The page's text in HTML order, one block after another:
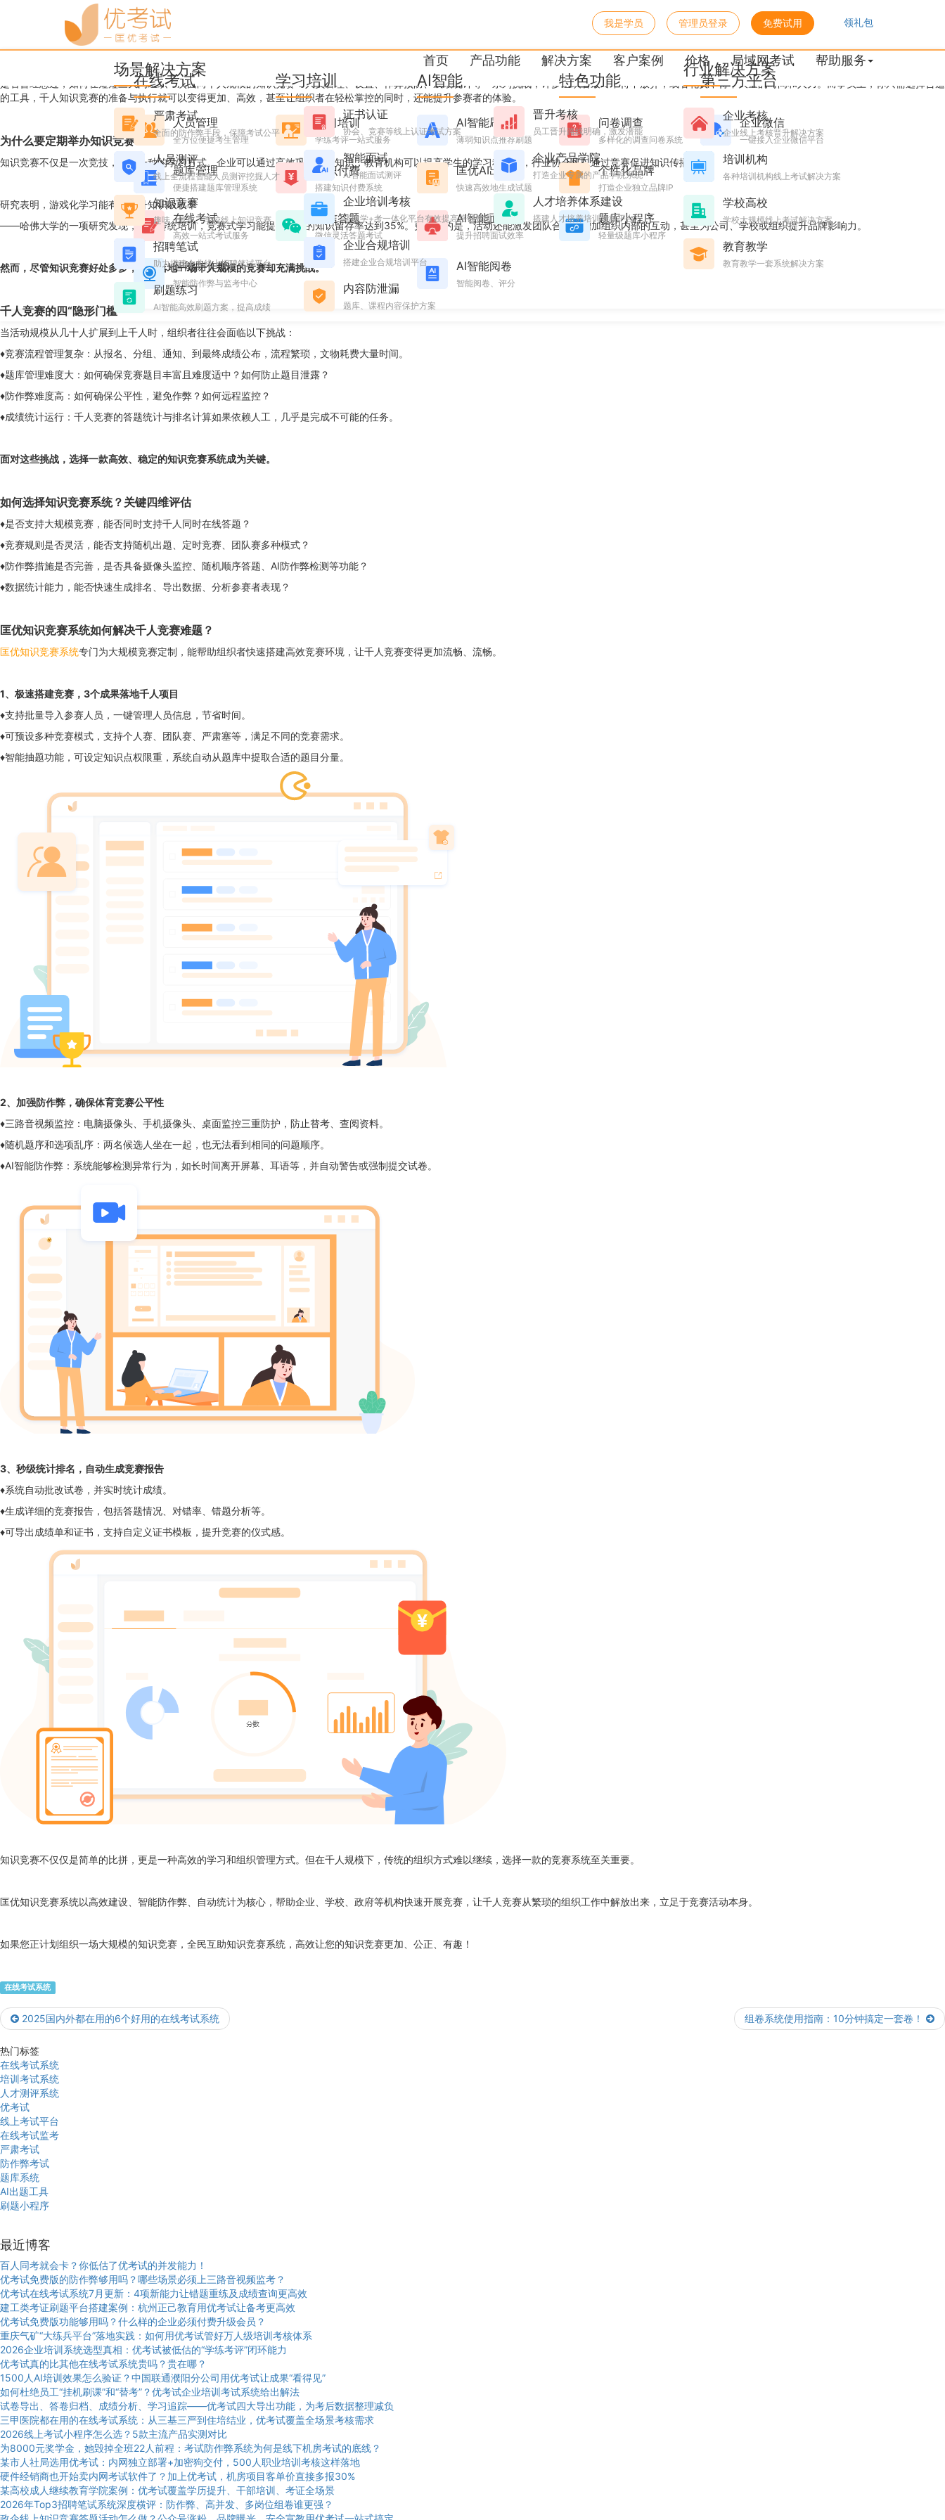
我是学员 管理员登录 免费试用 领礼包
首页
在线考试
人员管理
全方位便捷考生管理
题库管理
便捷搭建题库管理系统
在线考试
高效一站式考试服务
智能防作弊
智能防作弊与监考中心
学习培训
学习培训
学练考评一站式服务
知识付费
搭建知识付费系统
微信答题
微信灵活答题考试
AI智能
AI智能刷题
薄弱知识点推荐刷题
匡优AI出题
快速高效地生成试题
AI智能面试
提升招聘面试效率
AI智能阅卷
智能阅卷、评分
特色功能
问卷调查
多样化的调查问卷系统
个性化品牌
打造企业独立品牌IP
题库小程序
轻量级题库小程序
第三方平台
企业微信
一键接入企业微信平台
产品功能
场景解决方案
严肃考试
全面的防作弊手段，保障考试公平
人员测评
线上全流程智能人员测评挖掘人才
知识竞赛
趣味、党史、学校线上知识竞赛
招聘笔试
助力搭建企业线上招聘笔试平台
刷题练习
AI智能高效刷题方案，提高成绩
证书认证
协会、竞赛等线上认证考试方案
智能面试
AI智能面试测评
企业培训考核
搭建学+考一体化平台有效提高培训效果
企业合规培训
搭建企业合规培训平台
内容防泄漏
题库、课程内容保护方案
晋升考核
员工晋升路线明确，激发潜能
企业产品学院
打造企业专属的产品学院系统
人才培养体系建设
搭建人才培养培训考核平台
行业解决方案
企业考核
企业线上考核晋升解决方案
培训机构
各种培训机构线上考试解决方案
学校高校
学校大规模线上考试解决方案
教育教学
教育教学一套系统解决方案
解决方案 客户案例 价格 局域网考试 帮助服务
从0到1000人：如何用知识竞赛系统3天落地一场大赛？
2025年3月10日 星期一 16:11 阅读 4600
是否曾经想过，如何在短短三天内组织一次面向千人规模的知识竞赛？人员管理、设置、作弊预防、成绩统计等一系列挑战，许多组织者最终不得不放弃，或者花费不得不大量的时间和人力。而事实上，你只需选择合适
的工具，千人知识竞赛的准备与执行就可以变得更加、高效，甚至让组织者在轻松掌控的同时，还能提升参赛者的体验。
为什么要定期举办知识竞赛？
知识竞赛不仅是一次竞技，更是一种的学习方式。企业可以通过高效巩固专业知识，教育机构可以提高学生的学习积极性，行业协会可以通过竞赛促进知识传播。
研究表明，游戏化学习能有效提升知识吸收率
——哈佛大学的一项研究发现，相比传统培训，竞赛式学习能提高学员的知识留存率达到35%。更重要的是，活动还能激发团队合作、增加组织内部的互动，甚至为公司、学校或组织提升品牌影响力。
然而，尽管知识竞赛好处多多，真正落地一场千人规模的竞赛却充满挑战。
千人竞赛的四“隐形门槛”
当活动规模从几十人扩展到上千人时，组织者往往会面临以下挑战：
♦竞赛流程管理复杂：从报名、分组、通知、到最终成绩公布，流程繁琐，文物耗费大量时间。
♦题库管理难度大：如何确保竞赛题目丰富且难度适中？如何防止题目泄露？
♦防作弊难度高：如何确保公平性，避免作弊？如何远程监控？
♦成绩统计运行：千人竞赛的答题统计与排名计算如果依赖人工，几乎是完成不可能的任务。
面对这些挑战，选择一款高效、稳定的知识竞赛系统成为关键。
如何选择知识竞赛系统？关键四维评估
♦是否支持大规模竞赛，能否同时支持千人同时在线答题？
♦竞赛规则是否灵活，能否支持随机出题、定时竞赛、团队赛多种模式？
♦防作弊措施是否完善，是否具备摄像头监控、随机顺序答题、AI防作弊检测等功能？
♦数据统计能力，能否快速生成排名、导出数据、分析参赛者表现？
匡优知识竞赛系统如何解决千人竞赛难题？
匡优知识竞赛系统专门为大规模竞赛定制，能帮助组织者快速搭建高效竞赛环境，让千人竞赛变得更加流畅、流畅。
1、 极速搭建竞赛，3个成果落地千人项目
♦支持批量导入参赛人员，一键管理人员信息，节省时间。
♦可预设多种竞赛模式，支持个人赛、团队赛、严肃塞等，满足不同的竞赛需求。
♦智能抽题功能，可设定知识点权限重，系统自动从题库中提取合适的题目分量。
2、 加强防作弊，确保体育竞赛公平性
♦三路音视频监控：电脑摄像头、手机摄像头、桌面监控三重防护，防止替考、查阅资料。
♦随机题序和选项乱序：两名候选人坐在一起，也无法看到相同的问题顺序。
♦AI智能防作弊：系统能够检测异常行为，如长时间离开屏幕、耳语等，并自动警告或强制提交试卷。
3、 秒级统计排名，自动生成竞赛报告
♦系统自动批改试卷，并实时统计成绩。
♦生成详细的竞赛报告，包括答题情况、对错率、错题分析等。
♦可导出成绩单和证书，支持自定义证书模板，提升竞赛的仪式感。
知识竞赛不仅仅是简单的比拼，更是一种高效的学习和组织管理方式。但在千人规模下，传统的组织方式难以继续，选择一款的竞赛系统至关重要。
匡优知识竞赛系统以高效建设、智能防作弊、自动统计为核心，帮助企业、学校、政府等机构快速开展竞赛，让千人竞赛从繁琐的组织工作中解放出来，立足于竞赛活动本身。
如果您正计划组织一场大规模的知识竞赛，全民互助知识竞赛系统，高效让您的知识竞赛更加、公正、有趣！
在线考试系统
2025国内外都在用的6个好用的在线考试系统 组卷系统使用指南：10分钟搞定一套卷！
热门标签
在线考试系统
培训考试系统
人才测评系统
优考试
线上考试平台
在线考试监考
严肃考试
防作弊考试
题库系统
AI出题工具
刷题小程序
最近博客
百人同考就会卡？你低估了优考试的并发能力！
优考试免费版的防作弊够用吗？哪些场景必须上三路音视频监考？
优考试在线考试系统7月更新：4项新能力让错题重练及成绩查询更高效
建工类考证刷题平台搭建案例：杭州正己教育用优考试让备考更高效
优考试免费版功能够用吗？什么样的企业必须付费升级会员？
重庆气矿“大练兵平台”落地实践：如何用优考试管好万人级培训考核体系
2026企业培训系统选型真相：优考试被低估的“学练考评”闭环能力
优考试真的比其他在线考试系统贵吗？贵在哪？
1500人AI培训效果怎么验证？中国联通濮阳分公司用优考试让成果“看得见”
如何杜绝员工“挂机刷课”和“替考”？优考试企业培训考试系统给出解法
试卷导出、答卷归档、成绩分析、学习追踪——优考试四大导出功能，为考后数据整理减负
三甲医院都在用的在线考试系统：从三基三严到住培结业，优考试覆盖全场景考核需求
2026线上考试小程序怎么选？5款主流产品实测对比
为8000元奖学金，她毁掉全班22人前程：考试防作弊系统为何是线下机房考试的底线？
某市人社局选用优考试：内网独立部署+加密狗交付，500人职业培训考核这样落地
硬件经销商也开始卖内网考试软件了？加上优考试，机房项目客单价直接多报30%
某高校成人继续教育学院案例：优考试覆盖学历提升、干部培训、考证全场景
2026年Top3招聘笔试系统深度横评：防作弊、高并发、多岗位组卷谁更强？